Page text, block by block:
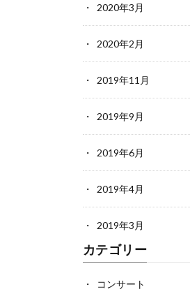
2020年3月
2020年2月
2019年11月
2019年9月
2019年6月
2019年4月
2019年3月
カテゴリー
コンサート